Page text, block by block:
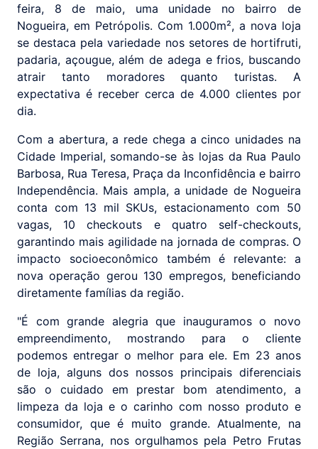
feira, 8 de maio, uma unidade no bairro de
Nogueira, em Petrópolis. Com 1.000m², a nova loja
se destaca pela variedade nos setores de hortifruti,
padaria, açougue, além de adega e frios, buscando
atrair tanto moradores quanto turistas. A
expectativa é receber cerca de 4.000 clientes por
dia.
Com a abertura, a rede chega a cinco unidades na
Cidade Imperial, somando-se às lojas da Rua Paulo
Barbosa, Rua Teresa, Praça da Inconfidência e bairro
Independência. Mais ampla, a unidade de Nogueira
conta com 13 mil SKUs, estacionamento com 50
vagas, 10 checkouts e quatro self-checkouts,
garantindo mais agilidade na jornada de compras. O
impacto socioeconômico também é relevante: a
nova operação gerou 130 empregos, beneficiando
diretamente famílias da região.
"É com grande alegria que inauguramos o novo
empreendimento, mostrando para o cliente
podemos entregar o melhor para ele. Em 23 anos
de loja, alguns dos nossos principais diferenciais
são o cuidado em prestar bom atendimento, a
limpeza da loja e o carinho com nosso produto e
consumidor, que é muito grande. Atualmente, na
Região Serrana, nos orgulhamos pela Petro Frutas